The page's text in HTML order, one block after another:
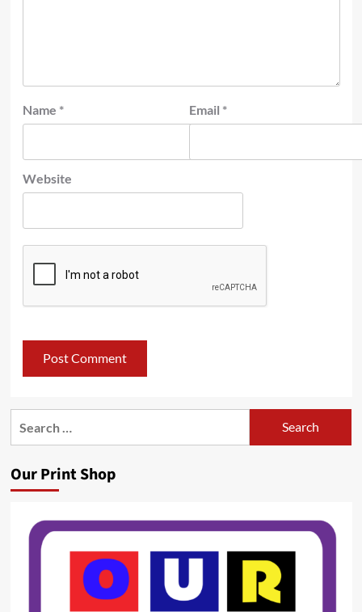
Name * Email *
Website
Our Print Shop